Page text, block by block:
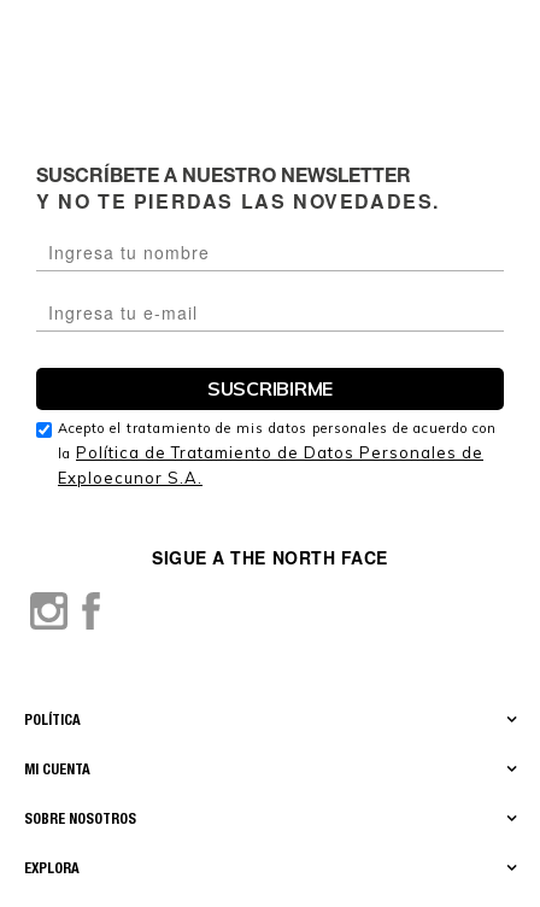
EXPLORA
SOBRE NOSOTROS
MI CUENTA
POLÍTICA
SIGUE A THE NORTH FACE
SUSCRÍBETE A NUESTRO NEWSLETTER
Y NO TE PIERDAS LAS NOVEDADES.
Acepto el tratamiento de mis datos personales de acuerdo con
la Política de Tratamiento de Datos Personales de
Exploecunor S.A.